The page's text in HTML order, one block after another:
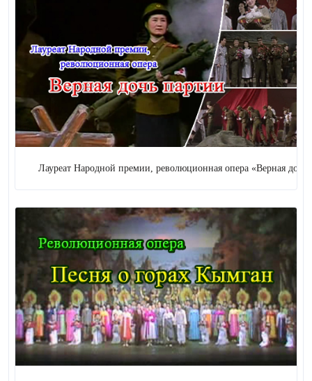
Лауреат Народной премии, революционная опера «Верная дочь